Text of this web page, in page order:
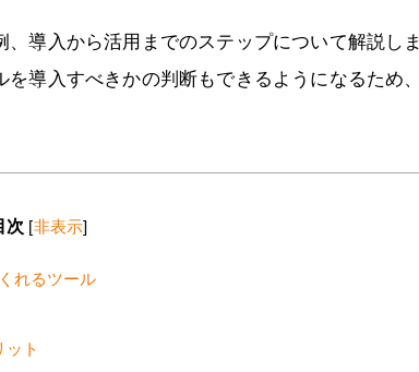
導入から活用までのステップについて解説しま
導入すべきかの判断もできるようになるため、
次 [非表示]
れるツール
ット